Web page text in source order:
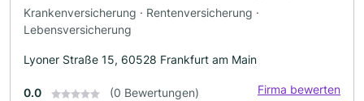
Krankenversicherung · Rentenversicherung ·
Lebensversicherung
Lyoner Straße 15, 60528 Frankfurt am Main
0.0 (0 Bewertungen) Firma bewerten